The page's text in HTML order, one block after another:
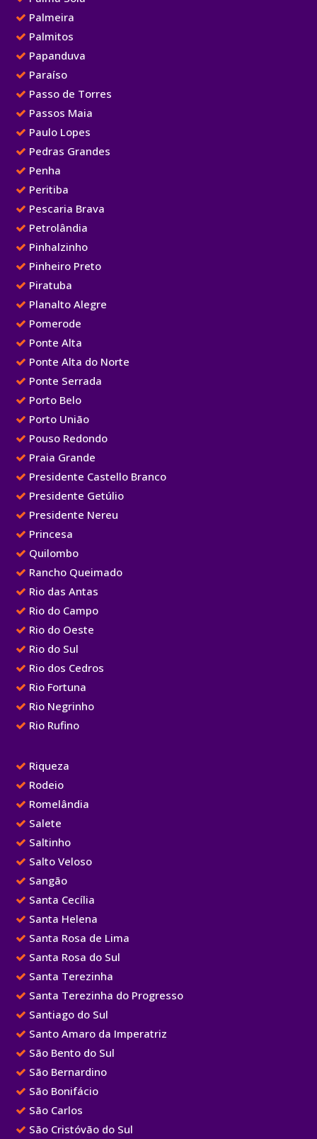
Palmeira
Palmitos
Papanduva
Paraíso
Passo de Torres
Passos Maia
Paulo Lopes
Pedras Grandes
Penha
Peritiba
Pescaria Brava
Petrolândia
Pinhalzinho
Pinheiro Preto
Piratuba
Planalto Alegre
Pomerode
Ponte Alta
Ponte Alta do Norte
Ponte Serrada
Porto Belo
Porto União
Pouso Redondo
Praia Grande
Presidente Castello Branco
Presidente Getúlio
Presidente Nereu
Princesa
Quilombo
Rancho Queimado
Rio das Antas
Rio do Campo
Rio do Oeste
Rio do Sul
Rio dos Cedros
Rio Fortuna
Rio Negrinho
Rio Rufino
Riqueza
Rodeio
Romelândia
Salete
Saltinho
Salto Veloso
Sangão
Santa Cecília
Santa Helena
Santa Rosa de Lima
Santa Rosa do Sul
Santa Terezinha
Santa Terezinha do Progresso
Santiago do Sul
Santo Amaro da Imperatriz
São Bento do Sul
São Bernardino
São Bonifácio
São Carlos
São Cristóvão do Sul